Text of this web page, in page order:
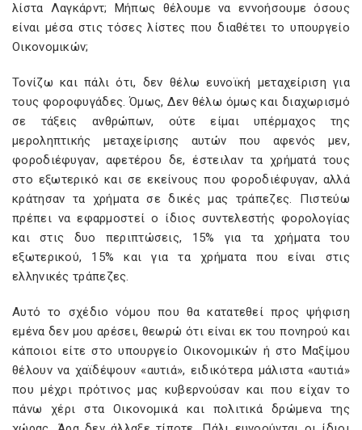
λίστα Λαγκάρντ; Μήπως θέλουμε να εννοήσουμε όσους
είναι μέσα στις τόσες λίστες που διαθέτει το υπουργείο
Οικονομικών;
Τονίζω και πάλι ότι, δεν θέλω ευνοϊκή μεταχείριση για
τους φοροφυγάδες. Όμως, Δεν θέλω όμως και διαχωρισμό
σε τάξεις ανθρώπων, ούτε είμαι υπέρμαχος της
μεροληπτικής μεταχείρισης αυτών που αφενός μεν,
φοροδιέφυγαν, αφετέρου δε, έστειλαν τα χρήματά τους
στο εξωτερικό και σε εκείνους που φοροδιέφυγαν, αλλά
κράτησαν τα χρήματα σε δικές μας τράπεζες. Πιστεύω
πρέπει να εφαρμοστεί ο ίδιος συντελεστής φορολογίας
και στις δυο περιπτώσεις, 15% για τα χρήματα του
εξωτερικού, 15% και για τα χρήματα που είναι στις
ελληνικές τράπεζες.
Αυτό το σχέδιο νόμου που θα κατατεθεί προς ψήφιση
εμένα δεν μου αρέσει, θεωρώ ότι είναι εκ του πονηρού και
κάποιοι είτε στο υπουργείο Οικονομικών ή στο Μαξίμου
θέλουν να χαϊδέψουν «αυτιά», ειδικότερα μάλιστα «αυτιά»
που μέχρι πρότινος μας κυβερνούσαν και που είχαν το
πάνω χέρι στα Οικονομικά και πολιτικά δρώμενα της